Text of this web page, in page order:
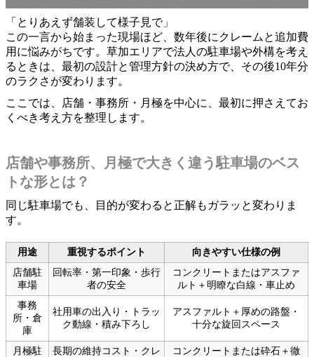
「とりあえず舗装して様子見で」
この一言から始まった現場ほど、数年後にクレームと追加費
用に悩みがちです。草加エリアで法人の駐車場や外構を考え
るときは、最初の設計と管理方針の決め方で、その後10年分
のラクさが変わります。
ここでは、店舗・事務所・月極を中心に、最初に押さえてお
くべき考え方を整理します。
店舗や事務所、月極で大きく違う駐車場のベス
トな形とは？
同じ駐車場でも、目的が変わると正解もガラッと変わりま
す。
用途 重視するポイント
向きやすい仕様の例
店舗駐
車場
回転率・第一印象・歩行
者の安全
コンクリートまたはアスファ
ルト＋明瞭な白線・車止め
事務
所・倉
庫
社用車の出入り・トラッ
ク動線・積み下ろし
アスファルト＋厚めの路盤・
十分な旋回スペース
月極駐
長期の維持コスト・クレ
コンクリートまたは砕石＋徹